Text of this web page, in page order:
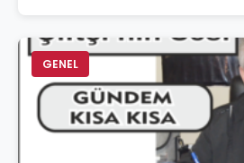
GENEL